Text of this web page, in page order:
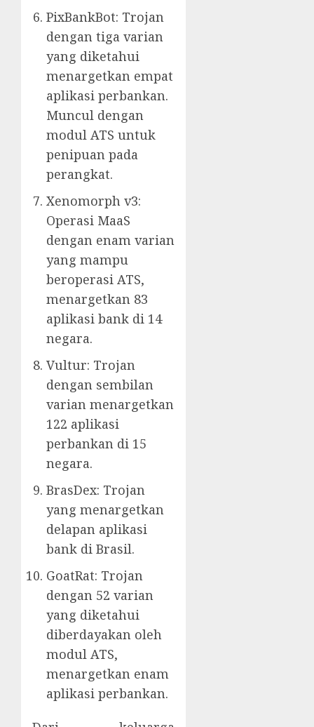
PixBankBot: Trojan
dengan tiga varian
yang diketahui
menargetkan empat
aplikasi perbankan.
Muncul dengan
modul ATS untuk
penipuan pada
perangkat.
Xenomorph v3:
Operasi MaaS
dengan enam varian
yang mampu
beroperasi ATS,
menargetkan 83
aplikasi bank di 14
negara.
Vultur: Trojan
dengan sembilan
varian menargetkan
122 aplikasi
perbankan di 15
negara.
BrasDex: Trojan
yang menargetkan
delapan aplikasi
bank di Brasil.
GoatRat: Trojan
dengan 52 varian
yang diketahui
diberdayakan oleh
modul ATS,
menargetkan enam
aplikasi perbankan.